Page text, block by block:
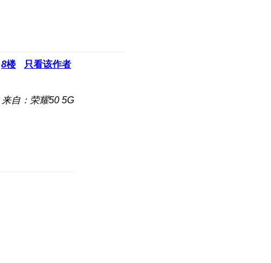
8楼 只看该作者
来自：荣耀50 5G